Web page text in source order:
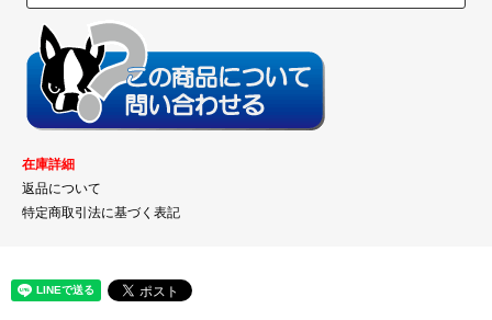
在庫詳細
返品について
特定商取引法に基づく表記